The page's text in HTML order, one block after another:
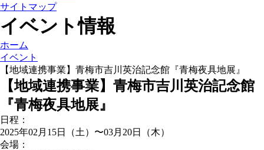
サイトマップ
イベント情報
ホーム
イベント
【地域連携事業】青梅市吉川英治記念館『青梅夜具地展』
【地域連携事業】青梅市吉川英治記念館
『青梅夜具地展』
日程：
2025年02月15日（土）〜03月20日（木）
会場：